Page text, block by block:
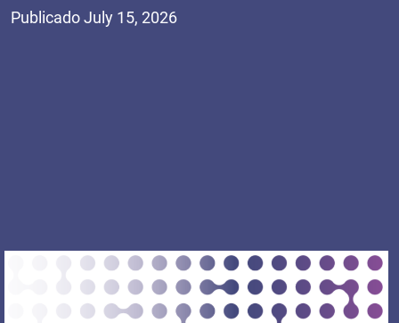
Publicado July 15, 2026